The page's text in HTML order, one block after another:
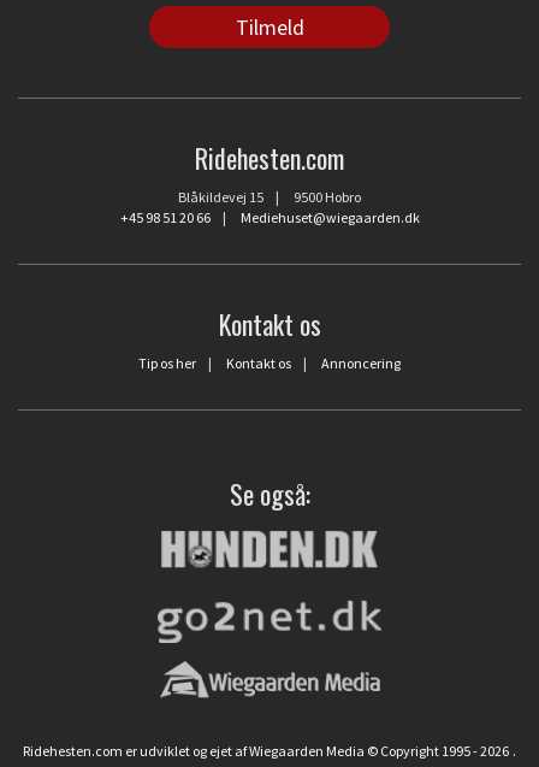
Ridehesten.com
Blåkildevej 15 | 9500 Hobro
+45 98 51 20 66| Mediehuset@wiegaarden.dk
Kontakt os
Tip os her | Kontakt os | Annoncering
Se også:
Ridehesten.com er udviklet og ejet af Wiegaarden Media © Copyright 1995 - 2026 .